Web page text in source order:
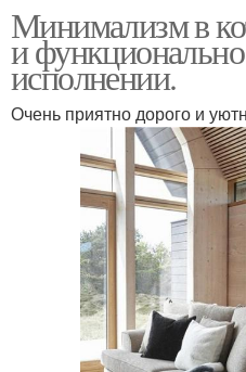
Минимализм в
и
исполнении.
Очень приятно дорого и